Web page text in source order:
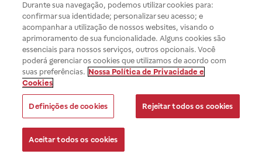
Durante sua navegação, podemos utilizar cookies para:
confirmar sua identidade; personalizar seu acesso; e
acompanhar a utilização de nossos websites, visando o
aprimoramento de sua funcionalidade. Alguns cookies são
essenciais para nossos serviços, outros opcionais. Você
poderá gerenciar os cookies que utilizamos de acordo com
suas preferências. Nossa Política de Privacidade e
Cookies
Definições de cookies Rejeitar todos os cookies
Aceitar todos os cookies